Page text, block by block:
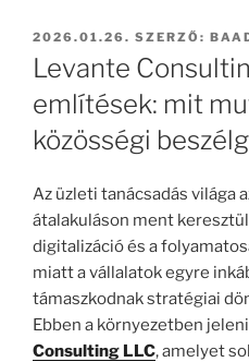
BEKÜLDVE:
2026.01.26. SZERZŐ:
Levante
említések: mit
közösségi
Az üzleti tanácsadás világa
átalakuláson ment
digitalizáció és a
miatt a vállalatok egyre
támaszkodnak stratégiai
Ebben a környezetben
Consulting LLC, amelyet